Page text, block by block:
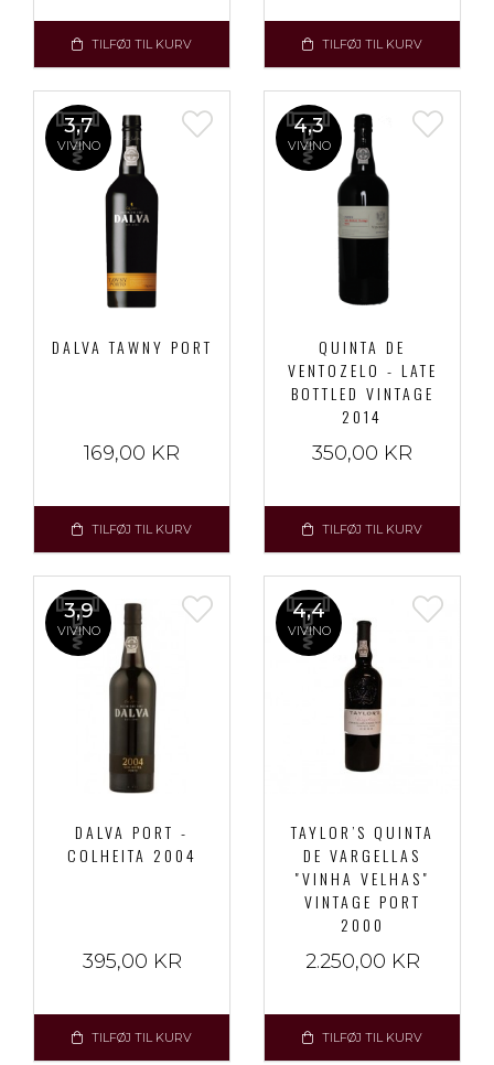
TILFØJ TIL KURV TILFØJ TIL KURV
3,7
VIVINO
DALVA TAWNY PORT
169,00 KR
TILFØJ TIL KURV
4,3
VIVINO
QUINTA DE
VENTOZELO - LATE
BOTTLED VINTAGE
2014
350,00 KR
TILFØJ TIL KURV
3,9
VIVINO
DALVA PORT -
COLHEITA 2004
395,00 KR
TILFØJ TIL KURV
4,4
VIVINO
TAYLOR’S QUINTA
DE VARGELLAS
"VINHA VELHAS"
VINTAGE PORT
2000
2.250,00 KR
TILFØJ TIL KURV